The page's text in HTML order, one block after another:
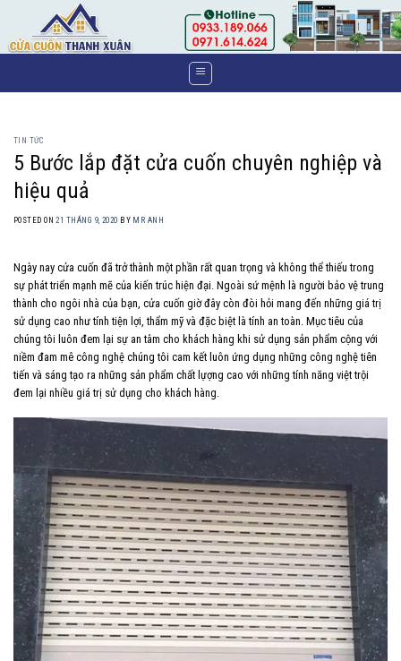
content
TIN TỨC
5 Bước lắp đặt cửa cuốn chuyên nghiệp và
hiệu quả
POSTED ON21 THÁNG 9, 2020 BY MR ANH
Ngày nay cửa cuốn đã trở thành một phần rất quan trọng và không thể thiếu trong
sự phát triển mạnh mẽ của kiến trúc hiện đại. Ngoài sứ mệnh là người bảo vệ trung
thành cho ngôi nhà của bạn, cửa cuốn giờ đây còn đòi hỏi mang đến những giá trị
sử dụng cao như tính tiện lợi, thẩm mỹ và đặc biệt là tính an toàn. Mục tiêu của
chúng tôi luôn đem lại sự an tâm cho khách hàng khi sử dụng sản phẩm cộng với
niềm đam mê công nghệ chúng tôi cam kết luôn ứng dụng những công nghệ tiên
tiến và sáng tạo ra những sản phẩm chất lựợng cao với những tính năng việt trội
đem lại nhiều giá trị sử dụng cho khách hàng.